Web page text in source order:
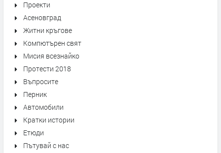
Проекти
Асеновград
Житни кръгове
Компютърен свят
Мисия всезнайко
Протести 2018
Въпросите
Перник
Автомобили
Кратки истории
Етюди
Пътувай с нас